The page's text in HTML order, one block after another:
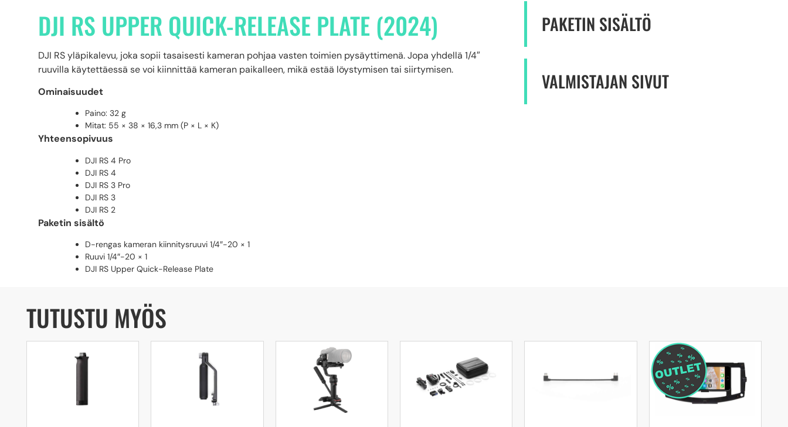
DJI RS UPPER QUICK-RELEASE PLATE (2024)
DJI RS yläpikalevu, joka sopii tasaisesti kameran pohjaa vasten toimien pysäyttimenä. Jopa yhdellä 1/4″
ruuvilla käytettäessä se voi kiinnittää kameran paikalleen, mikä estää löystymisen tai siirtymisen.
Ominaisuudet
Paino: 32 g
Mitat: 55 × 38 × 16,3 mm (P × L × K)
Yhteensopivuus
DJI RS 4 Pro
DJI RS 4
DJI RS 3 Pro
DJI RS 3
DJI RS 2
Paketin sisältö
D-rengas kameran kiinnitysruuvi 1/4″-20 × 1
Ruuvi 1/4″-20 × 1
DJI RS Upper Quick-Release Plate
PAKETIN SISÄLTÖ
VALMISTAJAN SIVUT
TUTUSTU MYÖS